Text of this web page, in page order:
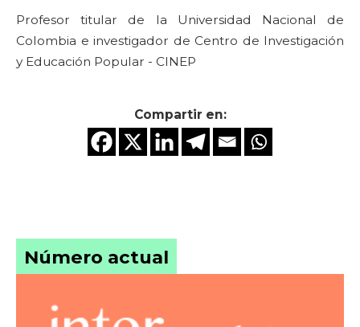
Profesor titular de la Universidad Nacional de
Colombia e investigador de Centro de Investigación
y Educación Popular - CINEP
Compartir en:
Número actual